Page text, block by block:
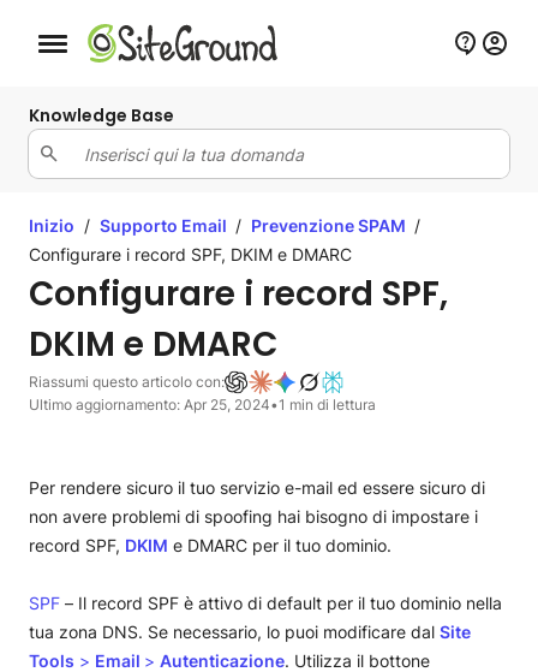
Bottone navigazione da mobile
Knowledge Base
Inizio / Supporto Email / Prevenzione SPAM /
Configurare i record SPF, DKIM e DMARC
Configurare i record SPF,
DKIM e DMARC
Riassumi questo articolo con:
Ultimo aggiornamento: Apr 25, 2024•1 min di lettura
Per rendere sicuro il tuo servizio e-mail ed essere sicuro di
non avere problemi di spoofing hai bisogno di impostare i
record SPF, DKIM e DMARC per il tuo dominio.
SPF – Il record SPF è attivo di default per il tuo dominio nella
tua zona DNS. Se necessario, lo puoi modificare dal Site
Tools > Email > Autenticazione. Utilizza il bottone